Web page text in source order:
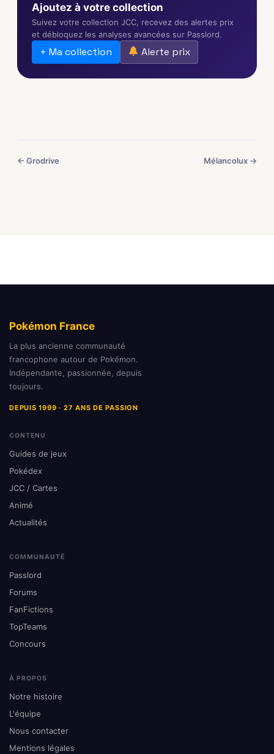
Ajoutez à votre collection
Suivez votre collection JCC, recevez des alertes prix
et débloquez les analyses avancées sur Passlord.
+ Ma collection Alerte prix
← Grodrive Mélancolux →
Pokémon France
La plus ancienne communauté
francophone autour de Pokémon.
Indépendante, passionnée, depuis
toujours.
DEPUIS 1999 · 27 ANS DE PASSION
CONTENU
Guides de jeux
Pokédex
JCC / Cartes
Animé
Actualités
COMMUNAUTÉ
Passlord
Forums
FanFictions
TopTeams
Concours
À PROPOS
Notre histoire
L'équipe
Nous contacter
Mentions légales